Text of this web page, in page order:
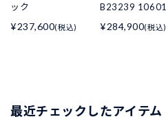
ック
¥237,600(税込)
B23239 10601
¥284,900(税込)
最近チェックしたアイテム